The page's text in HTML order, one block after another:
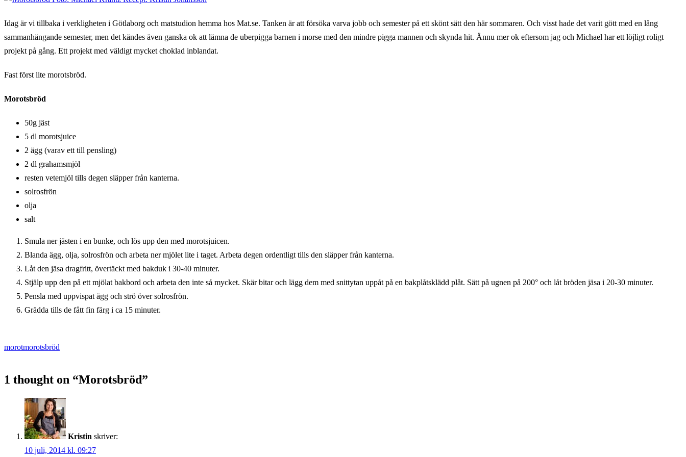
Idag är vi tillbaka i verkligheten i Götlaborg och matstudion hemma hos Mat.se. Tanken är att försöka varva jobb och semester på ett skönt sätt den här sommaren. Och visst hade det varit gött med en lång
sammanhängande semester, men det kändes även ganska ok att lämna de uberpigga barnen i morse med den mindre pigga mannen och skynda hit. Ännu mer ok eftersom jag och Michael har ett löjligt roligt
projekt på gång. Ett projekt med väldigt mycket choklad inblandat.
Fast först lite morotsbröd.
Morotsbröd
50g jäst
5 dl morotsjuice
2 ägg (varav ett till pensling)
2 dl grahamsmjöl
resten vetemjöl tills degen släpper från kanterna.
solrosfrön
olja
salt
Smula ner jästen i en bunke, och lös upp den med morotsjuicen.
Blanda ägg, olja, solrosfrön och arbeta ner mjölet lite i taget. Arbeta degen ordentligt tills den släpper från kanterna.
Låt den jäsa dragfritt, övertäckt med bakduk i 30-40 minuter.
Stjälp upp den på ett mjölat bakbord och arbeta den inte så mycket. Skär bitar och lägg dem med snittytan uppåt på en bakplåtsklädd plåt. Sätt på ugnen på 200° och låt bröden jäsa i 20-30 minuter.
Pensla med uppvispat ägg och strö över solrosfrön.
Grädda tills de fått fin färg i ca 15 minuter.
morotmorotsbröd
1 thought on “Morotsbröd”
Kristin skriver:
10 juli, 2014 kl. 09:27